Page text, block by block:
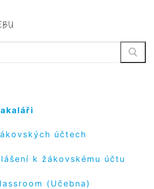
účtech
k žákovskému účtu
(Učebna)